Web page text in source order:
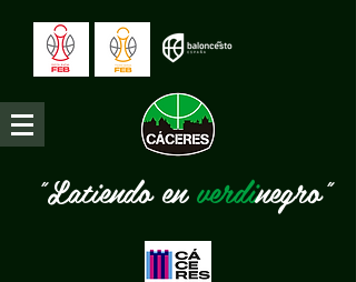
"Latiendo enverdinegro"